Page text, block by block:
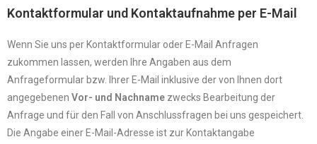
Kontaktformular und Kontaktaufnahme per E-Mail
Wenn Sie uns per Kontaktformular oder E-Mail Anfragen
zukommen lassen, werden Ihre Angaben aus dem
Anfrageformular bzw. Ihrer E-Mail inklusive der von Ihnen dort
angegebenen Vor- und Nachname zwecks Bearbeitung der
Anfrage und für den Fall von Anschlussfragen bei uns gespeichert.
Die Angabe einer E-Mail-Adresse ist zur Kontaktangabe